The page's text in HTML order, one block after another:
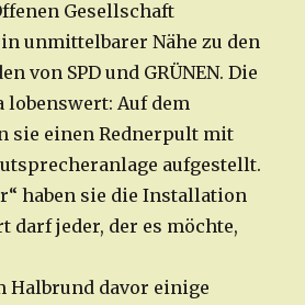
Gesellschaft
unmittelbarer Nähe zu den
von SPD und GRÜNEN. Die
lobenswert: Auf dem
sie einen Rednerpult mit
aufgestellt.
haben sie die Installation
darf jeder, der es möchte,
Halbrund davor einige